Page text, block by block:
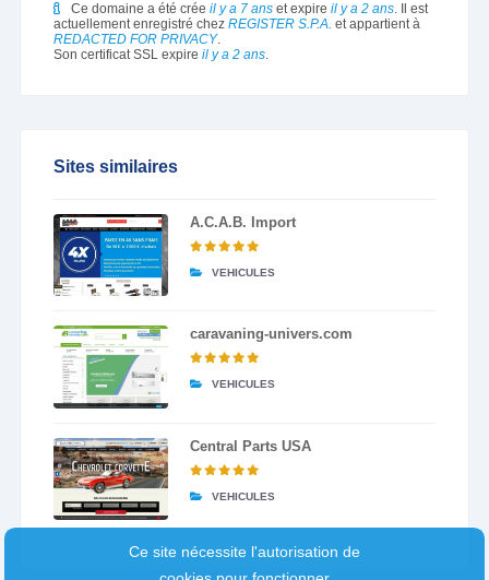
Ce domaine a été crée il y a 7 anset expire il y a 2 ans. Il est
actuellement enregistré chez REGISTER S.P.A. et appartient à
REDACTED FOR PRIVACY.
Son certificat SSL expire il y a 2 ans.
Sites similaires
A.C.A.B. Import
VEHICULES
caravaning-univers.com
VEHICULES
Central Parts USA
VEHICULES
Ce site nécessite l'autorisation de